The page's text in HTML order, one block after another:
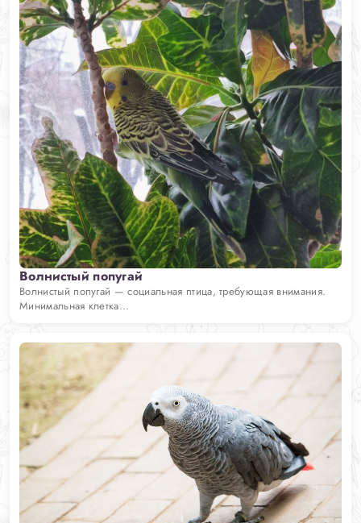
Волнистый попугай
Волнистый попугай — социальная птица, требующая внимания.
Минимальная клетка...